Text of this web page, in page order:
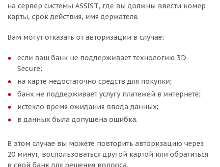
на сервер системы ASSIST, где вы должны ввести номер
карты, срок действия, имя держателя.
Вам могут отказать от авторизации в случае:
если ваш банк не поддерживает технологию 3D-
Secure;
на карте недостаточно средств для покупки;
банк не поддерживает услугу платежей в интернете;
истекло время ожидания ввода данных;
в данных была допущена ошибка.
В этом случае вы можете повторить авторизацию через
20 минут, воспользоваться другой картой или обратиться
в свой банк для решения вопроса.